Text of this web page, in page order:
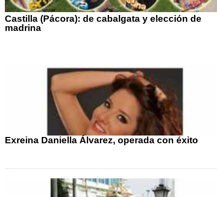
Castilla (Pácora): de cabalgata y elección de
madrina
Exreina Daniella Álvarez, operada con éxito